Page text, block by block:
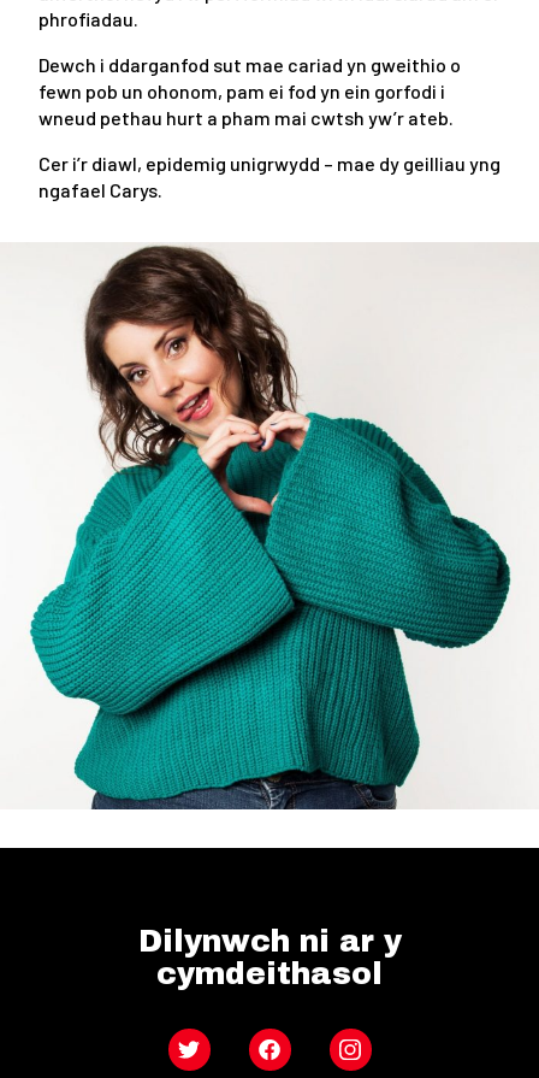
phrofiadau.
Dewch i ddarganfod sut mae cariad yn gweithio o
fewn pob un ohonom, pam ei fod yn ein gorfodi i
wneud pethau hurt a pham mai cwtsh yw’r ateb.
Cer i’r diawl, epidemig unigrwydd – mae dy geilliau yng
ngafael Carys.
Dilynwch ni ar y
cymdeithasol
Twitter FacebookInstagram